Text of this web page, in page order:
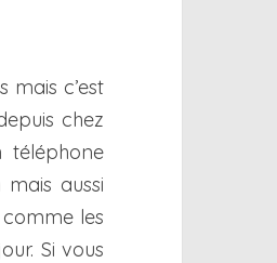
mais c’est
chez
aussi
les
Si vous